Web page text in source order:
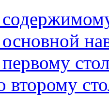
второму